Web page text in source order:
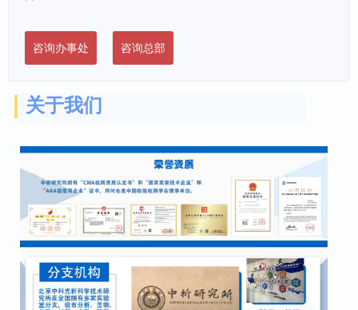
咨询办事处 咨询总部
关于我们